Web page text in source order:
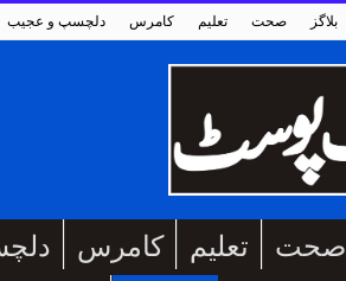
دلچسپ و عجیب کامرس تعلیم صحت بلاگز
کامرس تعلیم صحت